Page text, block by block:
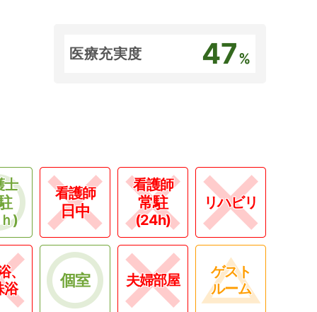
医療充実度 47%
士
)
看護師
日中
看護師
常駐
(24h)
リハビリ
、
浴
個室 夫婦部屋
ゲスト
ルーム